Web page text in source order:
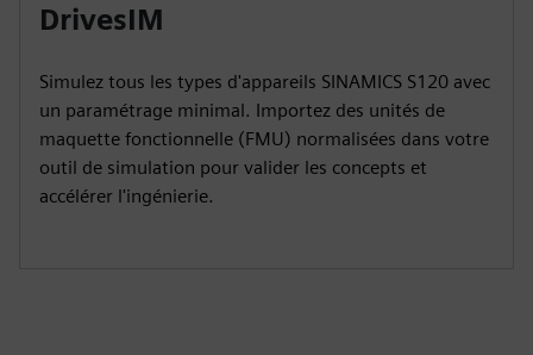
DrivesIM
Simulez tous les types d'appareils SINAMICS S120 avec
un paramétrage minimal. Importez des unités de
maquette fonctionnelle (FMU) normalisées dans votre
outil de simulation pour valider les concepts et
accélérer l'ingénierie.